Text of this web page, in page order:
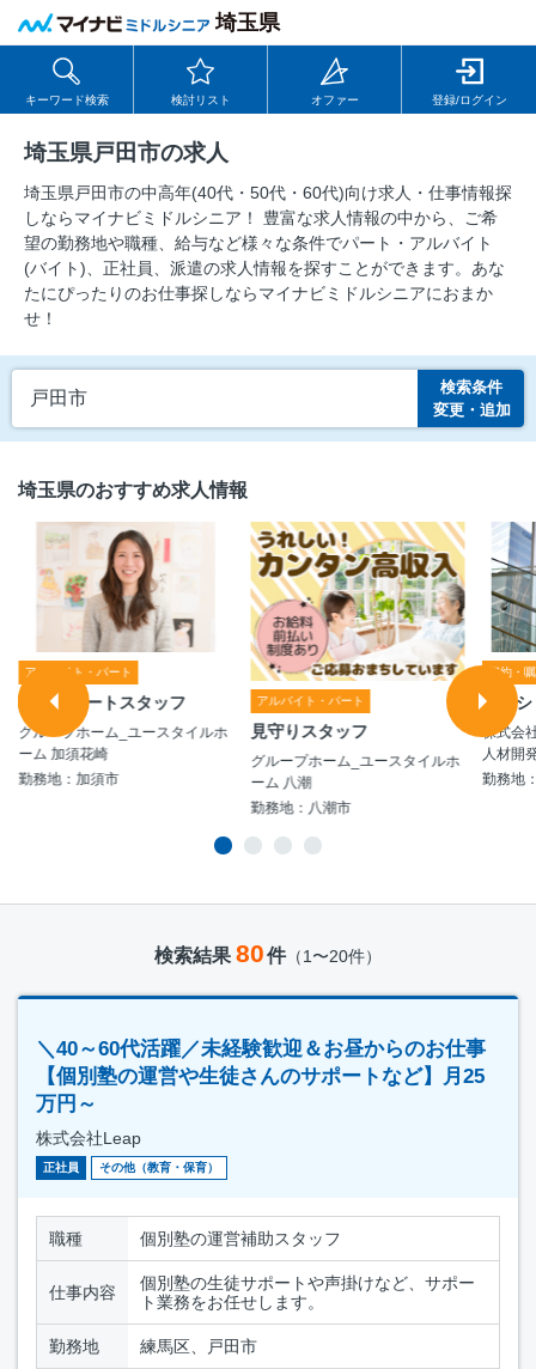
埼玉県
キーワード検索 検討リスト オファー 登録/ログイン
埼玉県戸田市の求人
埼玉県戸田市の中⾼年(40代・50代・60代)向け求⼈・仕事情報探
しならマイナビミドルシニア！ 豊富な求人情報の中から、ご希
望の勤務地や職種、給与など様々な条件でパート・アルバイト
(バイト)、正社員、派遣の求人情報を探すことができます。あな
たにぴったりのお仕事探しならマイナビミドルシニアにおまか
せ！
戸田市
検索条件
変更・追加
埼玉県のおすすめ求人情報
アルバイト・パート
生活サポートスタッフ
グループホーム_ユースタイルホ
ーム 加須花崎
勤務地：加須市
アルバイト・パート
見守りスタッフ
グループホーム_ユースタイルホ
ーム 八潮
勤務地：八潮市
契約・
マン
株式会
人材開
勤務地
検索結果 80件（1〜20件）
＼40～60代活躍／未経験歓迎＆お昼からのお仕事
【個別塾の運営や生徒さんのサポートなど】月25
万円～
株式会社Leap
正社員 その他（教育・保育）
職種 個別塾の運営補助スタッフ
仕事内容
個別塾の生徒サポートや声掛けなど、サポー
ト業務をお任せします。
勤務地 練馬区、戸田市